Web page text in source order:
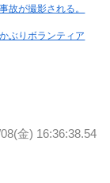
故が撮影される。
ぶりボランティア
金) 16:36:38.54